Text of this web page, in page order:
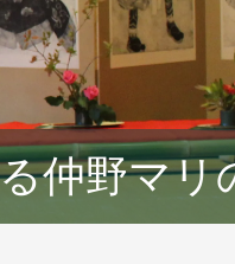
仲野マリ